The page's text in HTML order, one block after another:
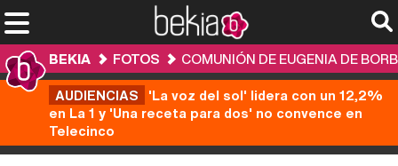
BEKIA FOTOS
COMUNIÓN DE EUGENIA DE
AUDIENCIAS 'La voz del sol' lidera con un 12,2%
en La 1 y 'Una receta para dos' no convence en
Telecinco